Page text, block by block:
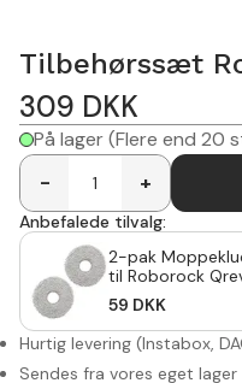
Tilbehørssæt
309 DKK
På lager(Flere end 20
-
+
Anbefalede tilvalg:
2-pak
til Roborock
59 DKK
Hurtig levering (Instabox,
Sendes fra vores eget lager